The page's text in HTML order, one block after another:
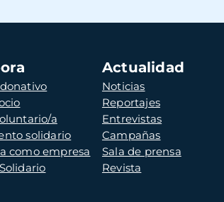
a
solidario
como empresa
Actualidad
Noticias
Reportajes
Entrevistas
Campañas
Sala de prensa
Revista